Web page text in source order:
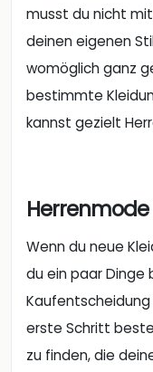
musst du nicht
deinen eigenen
womöglich ganz
bestimmte
kannst gezielt
Wenn du neue
du ein paar
erste Schritt
zu finden, die